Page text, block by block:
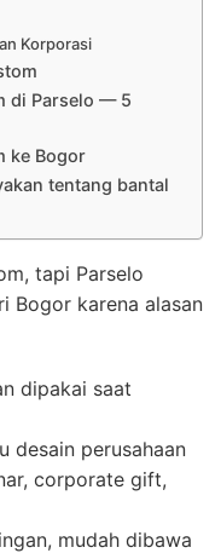
Korporasi
di Parselo — 5
ke Bogor
tentang bantal
tapi Parselo
Bogor karena alasan
dipakai saat
desain perusahaan
corporate gift,
mudah dibawa